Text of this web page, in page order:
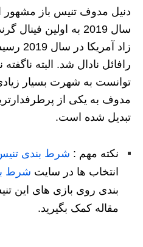
دنیل مدوف تنیس‌ باز
سال 2019 به اولین
زاد
رافائل نادال شد. البته
توانست به شهرت بسیار
مدوف به یکی از
تبدیل شده است.
نکته مهم : شرط بندی
انتخاب ها در سایت شرط
بندی روی بازی های این
مقاله کمک بگیرید.